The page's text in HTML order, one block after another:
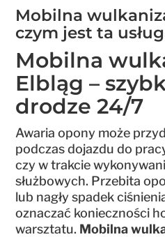
Mobilna
czym jest ta
Mobilna
Elbląg –
drodze 24/7
Awaria opony może
podczas dojazdu do
czy w trakcie
służbowych. Przebita
lub nagły spadek
oznaczać konieczności
warsztatu. Mobilna